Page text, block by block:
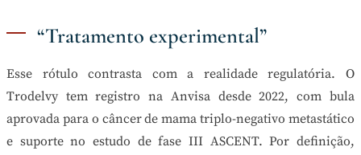
“Tratamento experimental”
Esse rótulo contrasta com a realidade regulatória. O
Trodelvy tem registro na Anvisa desde 2022, com bula
aprovada para o câncer de mama triplo-negativo metastático
e suporte no estudo de fase III ASCENT. Por definição,